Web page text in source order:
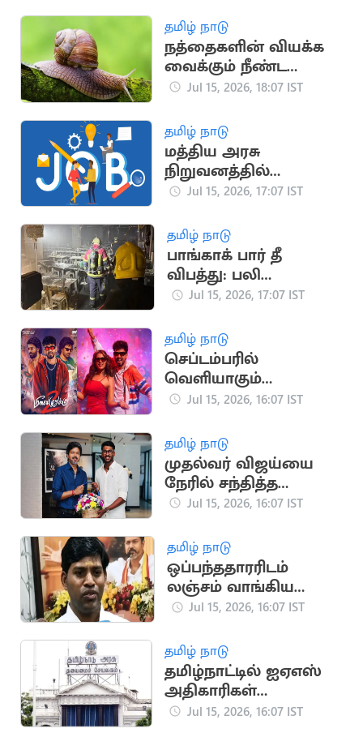
தமிழ் நாடு
நத்தைகளின் வியக்க
வைக்கும் நீண்ட
ஆயுள் கால
Jul 15, 2026, 18:07 IST
தமிழ் நாடு
மத்திய அரசு
நிறுவனத்தில்
வேலைவாய்ப்பு
Jul 15, 2026, 17:07 IST
தமிழ் நாடு
பாங்காக் பார் தீ
விபத்து: பலி
எண்ணிக்கை 32 ஆக
Jul 15, 2026, 17:07 IST
தமிழ் நாடு
செப்டம்பரில்
வெளியாகும்
ஹிப்ஹாப் ஆதியின்
Jul 15, 2026, 16:07 IST
தமிழ் நாடு
முதல்வர் விஜய்யை
நேரில் சந்தித்த
கிரிக்கெட் வீரர் சாய்
Jul 15, 2026, 16:07 IST
தமிழ் நாடு
ஒப்பந்ததாரரிடம்
லஞ்சம் வாங்கிய
தவெக ஊராட்சித்
Jul 15, 2026, 16:07 IST
தமிழ் நாடு
தமிழ்நாட்டில் ஐஏஎஸ்
அதிகாரிகள்
இடமாற்றம்: புதிய
Jul 15, 2026, 16:07 IST